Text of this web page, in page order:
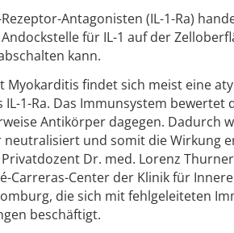
Antagonisten (IL-1-Ra)
für IL-1 auf der
kann.
Myokarditis findet sich meist eine
1-Ra. Das Immunsystem
Antikörper dagegen. Dadurch
neutralisiert und somit die Wirkung
Dr. med. Lorenz
Carreras-Center der Klinik für
die sich mit fehlgeleiteten
beschäftigt.